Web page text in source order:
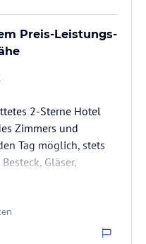
mit Hilfe von KI. Alle
der Buchung die
Preis-Leistungs-
2-Sterne Hotel
Zimmers und
Tag möglich, stets
Gläser,
auch bei heißen